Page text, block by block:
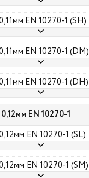
EN 10270-1 (SH)
EN 10270-1 (DM)
EN 10270-1 (DH)
EN 10270-1
EN 10270-1 (SL)
EN 10270-1 (SM)